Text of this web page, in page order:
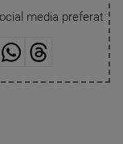
media preferat: